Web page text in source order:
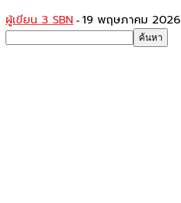
ผู้เขียน 3 SBN - 19 พฤษภาคม 2026